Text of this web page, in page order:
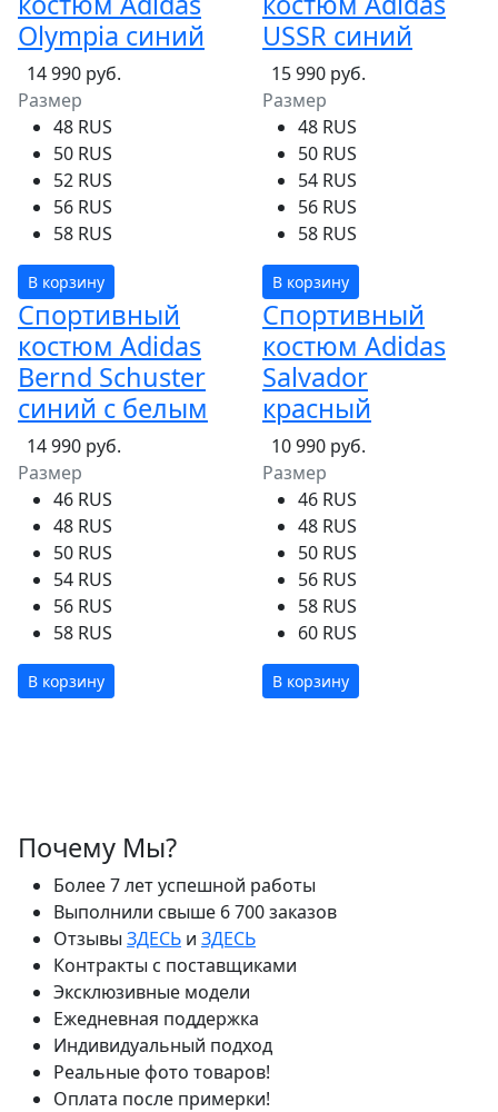
Olympia синий
14 990 руб.
Размер
48 RUS
50 RUS
52 RUS
56 RUS
58 RUS
В корзину
USSR синий
15 990 руб.
Размер
48 RUS
50 RUS
54 RUS
56 RUS
58 RUS
В корзину
Спортивный
костюм Adidas
Bernd Schuster
синий с белым
14 990 руб.
Размер
46 RUS
48 RUS
50 RUS
54 RUS
56 RUS
58 RUS
В корзину
Спортивный
костюм Adidas
Salvador
красный
10 990 руб.
Размер
46 RUS
48 RUS
50 RUS
56 RUS
58 RUS
60 RUS
В корзину
Почему Мы?
Более 7 лет успешной работы
Выполнили свыше 6 700 заказов
Отзывы ЗДЕСЬ и ЗДЕСЬ
Контракты с поставщиками
Эксклюзивные модели
Ежедневная поддержка
Индивидуальный подход
Реальные фото товаров!
Оплата после примерки!